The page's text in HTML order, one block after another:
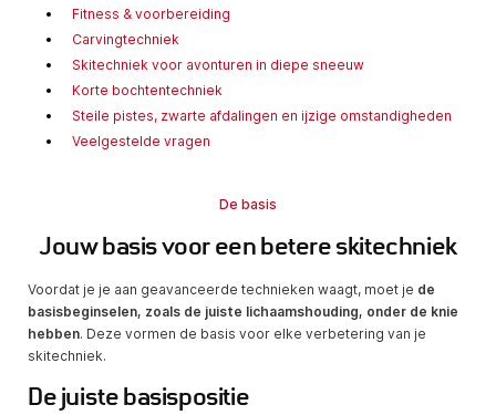
Fitness & voorbereiding
Carvingtechniek
Skitechniek voor avonturen in diepe sneeuw
Korte bochtentechniek
Steile pistes, zwarte afdalingen en ijzige omstandigheden
Veelgestelde vragen
De basis
Jouw basis voor een betere skitechniek
Voordat je je aan geavanceerde technieken waagt, moet je de
basisbeginselen, zoals de juiste lichaamshouding, onder de knie
hebben. Deze vormen de basis voor elke verbetering van je
skitechniek.
De juiste basispositie